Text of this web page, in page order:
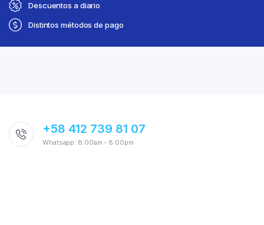
Descuentos a diario
Distintos métodos de pago
+58 412 739 81 07
Whatsapp: 8:00am - 8:00pm